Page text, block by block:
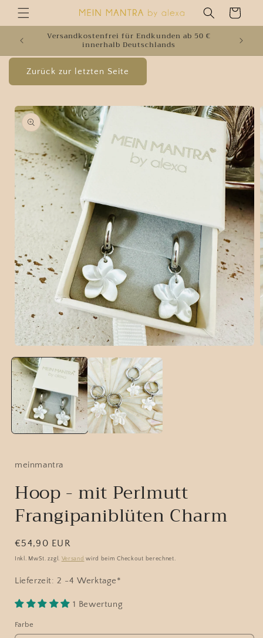
zum
Inhalt
Warenkorb
Versandkostenfrei für Endkunden ab 50 €
innerhalb Deutschlands
1
Modal
öffnen
meinmantra
Hoop - mit Perlmutt
Frangipaniblüten Charm
Normaler
Preis
€54,90 EUR
Inkl. MwSt. zzgl. Versand wird beim Checkout berechnet.
Lieferzeit: 2 -4 Werktage*
1 Bewertung
Farbe